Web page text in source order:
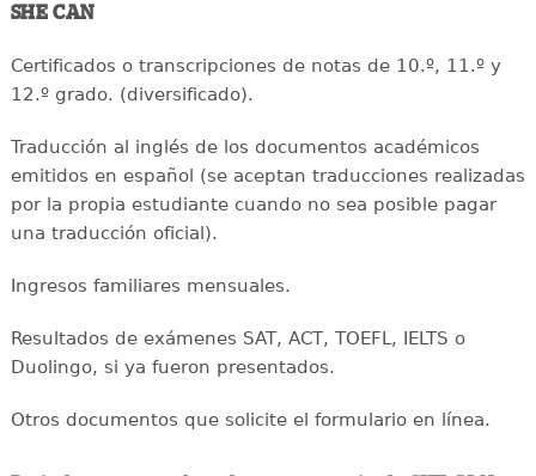
SHE CAN
Certificados o transcripciones de notas de 10.º, 11.º y
12.º grado. (diversificado).
Traducción al inglés de los documentos académicos
emitidos en español (se aceptan traducciones realizadas
por la propia estudiante cuando no sea posible pagar
una traducción oficial).
Ingresos familiares mensuales.
Resultados de exámenes SAT, ACT, TOEFL, IELTS o
Duolingo, si ya fueron presentados.
Otros documentos que solicite el formulario en línea.